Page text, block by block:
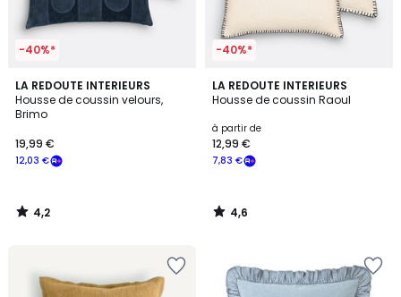
-40%*
LA REDOUTE INTERIEURS
Housse de coussin velours,
Brimo
12,03 €
19,99 €
4,2
/ 5
4,2
/
-40%*
LA REDOUTE INTERIEURS
Housse de coussin Raoul
à partir de
7,83 €
12,99 €
4,6
/ 5
4,6
/